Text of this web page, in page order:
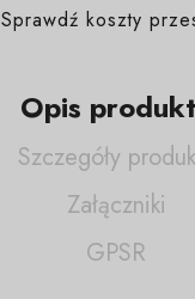
Sprawdź koszty
Opis
Szczegóły
Załączniki
GPSR